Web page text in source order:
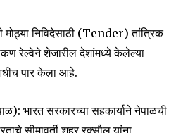
मोठ्या निविदेसाठी (Tender) तांत्रिक
रेल्वेने शेजारील देशांमध्ये केलेल्या
पार केला आहे.
भारत सरकारच्या सहकार्याने नेपाळची